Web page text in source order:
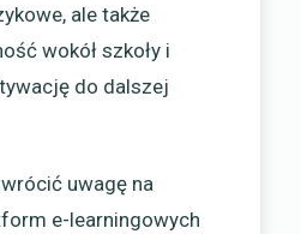
ale także
wokół szkoły i
do dalszej
uwagę na
e-learningowych